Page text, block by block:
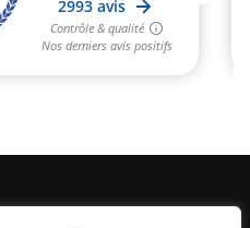
Générales de Vente